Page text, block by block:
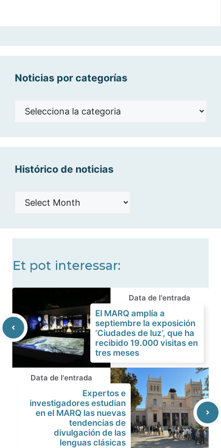
Noticias por categorías
Noticias
Histórico de noticias
Histórico
Et pot interessar:
Data de l'entrada
El MARQ amplía a
septiembre la exposición
‘Ciudades de luz’, que ha
recibido 19.000 visitas en
tres meses
Data de l'entrada
Expertos e
investigadores estudian
en el MARQ las nuevas
tendencias de
divulgación de las
lenguas clásicas